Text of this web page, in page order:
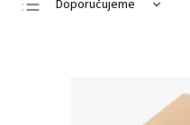
Doporučujeme